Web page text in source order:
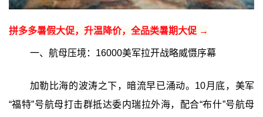
拼多多暑假大促，升温降价，全品类暑期大促 →
一、航母压境：16000美军拉开战略威慑序幕
加勒比海的波涛之下，暗流早已涌动。10月底，美军
“福特”号航母打击群抵达委内瑞拉外海，配合“布什”号航母